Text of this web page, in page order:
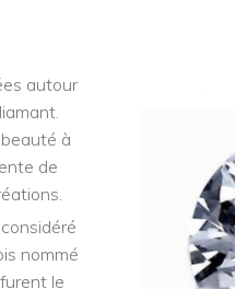
autour
à
de
nommé
le